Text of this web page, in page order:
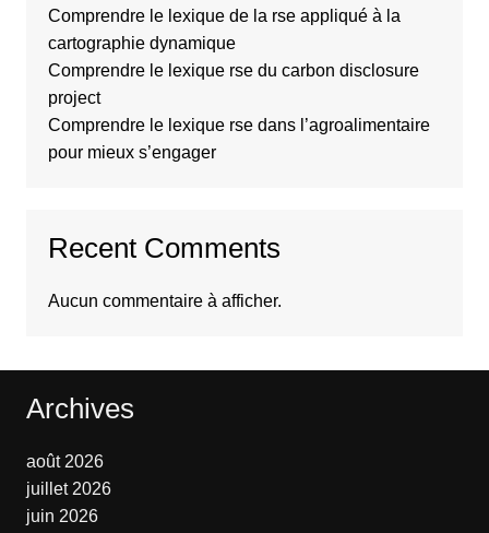
Comprendre le lexique de la rse appliqué à la
cartographie dynamique
Comprendre le lexique rse du carbon disclosure
project
Comprendre le lexique rse dans l’agroalimentaire
pour mieux s’engager
Recent Comments
Aucun commentaire à afficher.
Archives
août 2026
juillet 2026
juin 2026